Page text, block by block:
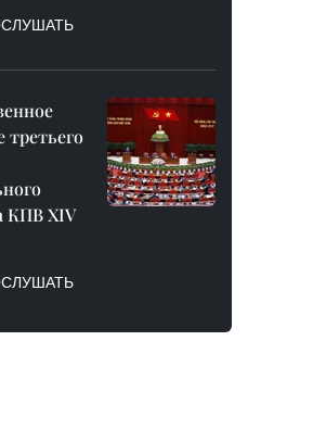
третьего
КПВ XIV